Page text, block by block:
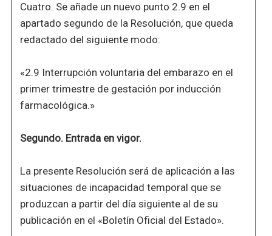
Cuatro. Se añade un nuevo punto 2.9 en el
apartado segundo de la Resolución, que queda
redactado del siguiente modo:
«2.9 Interrupción voluntaria del embarazo en el
primer trimestre de gestación por inducción
farmacológica.»
Segundo. Entrada en vigor.
La presente Resolución será de aplicación a las
situaciones de incapacidad temporal que se
produzcan a partir del día siguiente al de su
publicación en el «Boletín Oficial del Estado».